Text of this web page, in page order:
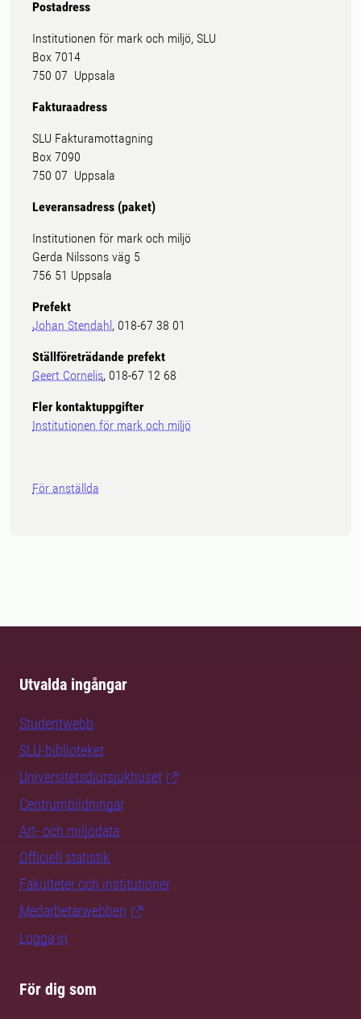
Postadress
Institutionen för mark och miljö, SLU
Box 7014
750 07 Uppsala
Fakturaadress
SLU Fakturamottagning
Box 7090
750 07 Uppsala
Leveransadress (paket)
Institutionen för mark och miljö
Gerda Nilssons väg 5
756 51 Uppsala
Prefekt
Johan Stendahl, 018-67 38 01
Ställföreträdande prefekt
Geert Cornelis, 018-67 12 68
Fler kontaktuppgifter
Institutionen för mark och miljö
För anställda
Utvalda ingångar
Studentwebb
SLU-biblioteket
Universitetsdjursjukhuset
Centrumbildningar
Art- och miljödata
Officiell statistik
Fakulteter och institutioner
Medarbetarwebben
Logga in
För dig som